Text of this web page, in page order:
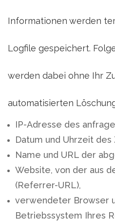
Informationen werden
Logfile gespeichert.
werden dabei ohne Ihr
automatisierten
IP-Adresse des
Datum und Uhrzeit des
Name und URL der
Website, von der aus
(Referrer-URL),
verwendeter Browser
Betriebssystem Ihres